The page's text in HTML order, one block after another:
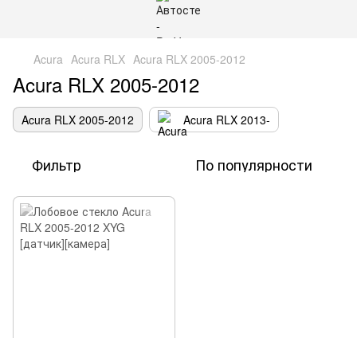
Acura Acura RLX Acura RLX 2005-2012
Acura RLX 2005-2012
Acura RLX 2005-2012 Acura RLX 2013-
Фильтр По популярности